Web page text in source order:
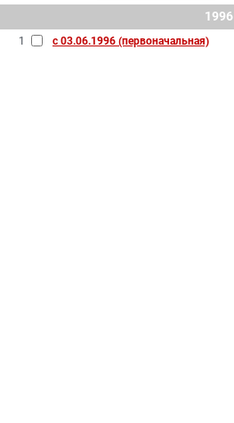
1996
1 с 03.06.1996 (первоначальная)